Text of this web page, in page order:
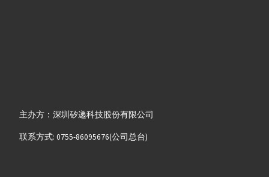
主办方：深圳矽递科技股份有限公司
联系方式: 0755-86095676(公司总台)